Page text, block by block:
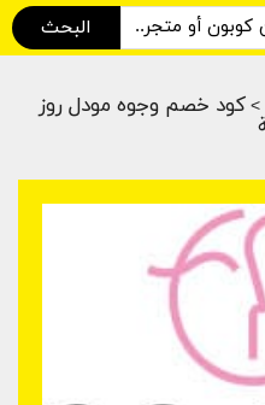
البحث
> كود خصم وجوه مودل روز